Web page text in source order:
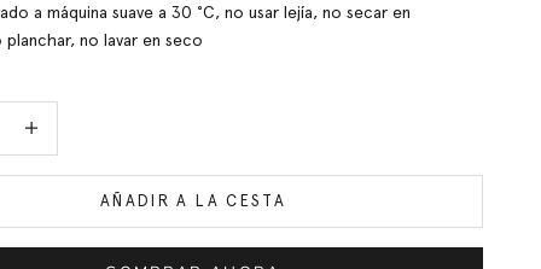
a máquina suave a 30 °C, no usar lejía, no secar en
no lavar en seco
AÑADIR A LA CESTA